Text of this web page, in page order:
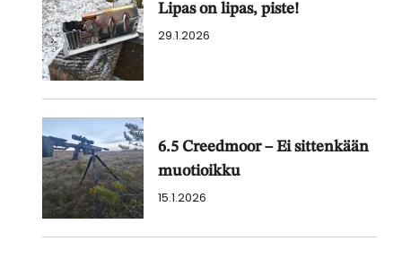
Lipas on lipas, piste!
29.1.2026
6.5 Creedmoor – Ei sittenkään
muotioikku
15.1.2026